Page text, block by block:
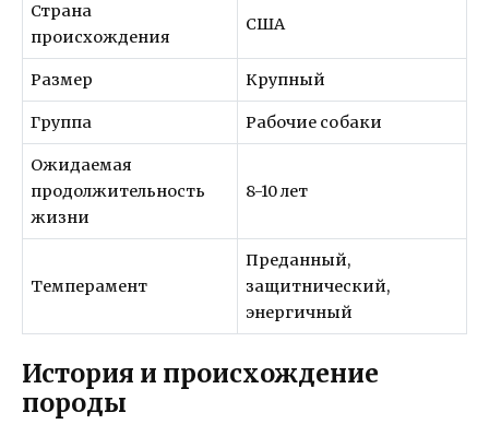
Страна
происхождения
США
Размер Крупный
Группа Рабочие собаки
Ожидаемая
продолжительность
жизни
8-10 лет
Темперамент
Преданный,
защитнический,
энергичный
История и происхождение
породы